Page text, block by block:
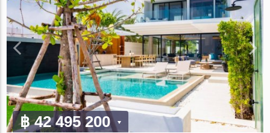
฿ 42 495 200